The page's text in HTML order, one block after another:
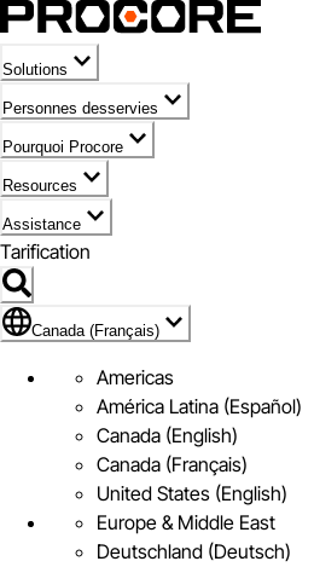
Solutions
Personnes desservies
Pourquoi Procore
Resources
Assistance
Tarification
Pavillon de Canada (Français)
Canada (Français)
Americas
América Latina (Español)
Canada (English)
Canada (Français)
United States (English)
Europe & Middle East
Deutschland (Deutsch)